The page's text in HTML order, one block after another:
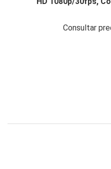
Consultar